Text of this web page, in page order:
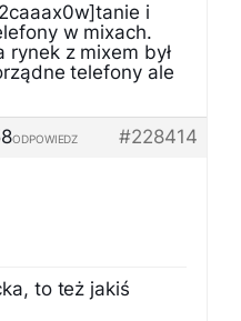
i
w mixach.
rynek z mixem był
telefony ale
#228414
ODPOWIEDZ
to też jakiś